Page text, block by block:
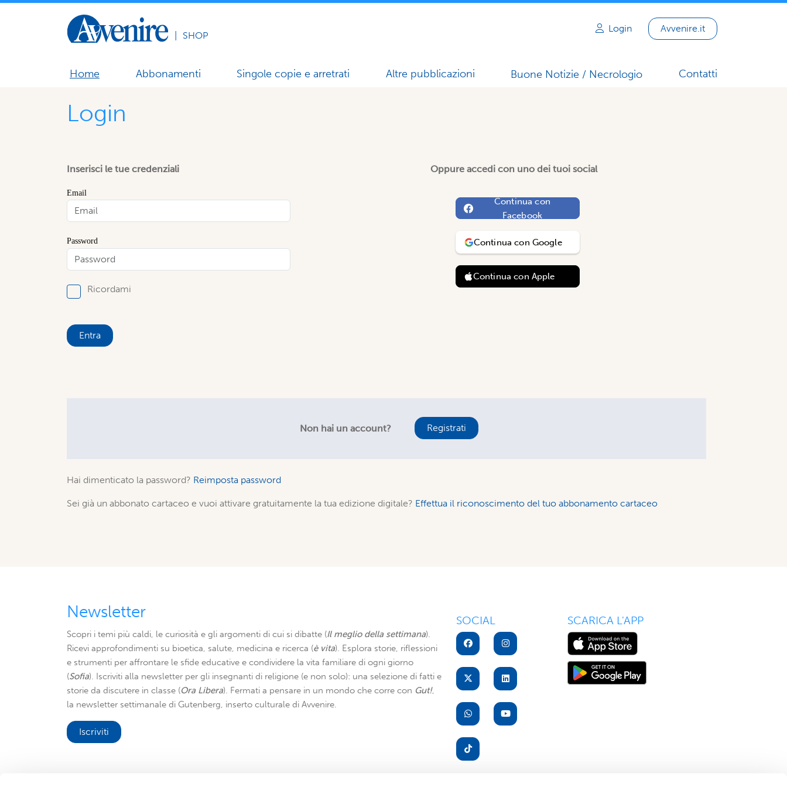
SHOP
Login Avvenire.it
Home Abbonamenti Singole copie e arretrati Altre pubblicazioni Buone Notizie / Necrologio Contatti
Login
Inserisci le tue credenziali
Email
Password
Ricordami
Entra
Oppure accedi con uno dei tuoi social
Continua con
Facebook
Continua con Google
Continua con Apple
Non hai un account? Registrati
Hai dimenticato la password? Reimposta password
Sei già un abbonato cartaceo e vuoi attivare gratuitamente la tua edizione digitale? Effettua il riconoscimento del tuo abbonamento cartaceo
Newsletter
Scopri i temi più caldi, le curiosità e gli argomenti di cui si dibatte (Il meglio della settimana).
Ricevi approfondimenti su bioetica, salute, medicina e ricerca (è vita). Esplora storie, riflessioni
e strumenti per affrontare le sfide educative e condividere la vita familiare di ogni giorno
(Sofia). Iscriviti alla newsletter per gli insegnanti di religione (e non solo): una selezione di fatti e
storie da discutere in classe (Ora Libera). Fermati a pensare in un mondo che corre con Gut!,
la newsletter settimanale di Gutenberg, inserto culturale di Avvenire.
Iscriviti
SOCIAL SCARICA L'APP